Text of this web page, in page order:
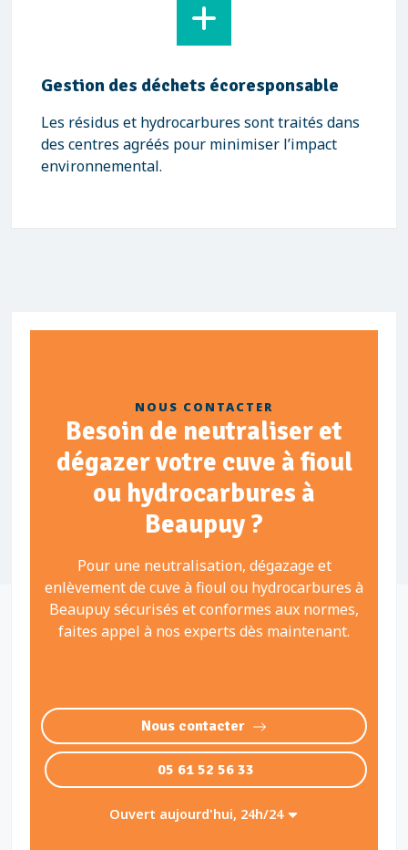
Gestion des déchets écoresponsable
Les résidus et hydrocarbures sont traités dans
des centres agréés pour minimiser l’impact
environnemental.
NOUS CONTACTER
Besoin de neutraliser et
dégazer votre cuve à fioul
ou hydrocarbures à
Beaupuy ?
Pour une neutralisation, dégazage et
enlèvement de cuve à fioul ou hydrocarbures à
Beaupuy sécurisés et conformes aux normes,
faites appel à nos experts dès maintenant.
Nous contacter
05 61 52 56 33
Ouvert aujourd'hui, 24h/24